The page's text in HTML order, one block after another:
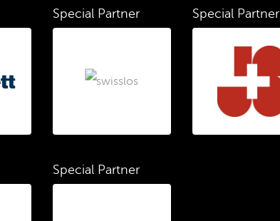
Special Partner Special Partner
Special Partner